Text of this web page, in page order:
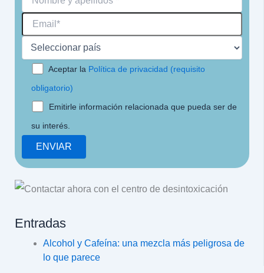
Aceptar la Política de privacidad (requisito
obligatorio)
Emitirle información relacionada que pueda ser de
su interés.
Entradas
Alcohol y Cafeína: una mezcla más peligrosa de
lo que parece